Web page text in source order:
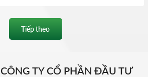
Tiếp theo
CÔNG TY CỔ PHẦN ĐẦU TƯ